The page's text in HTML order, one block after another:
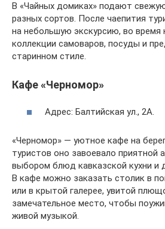
В «Чайных домиках» подают
разных сортов. После чаепития
на небольшую экскурсию, во время
коллекции самоваров, посуды и
старинном стиле.
Кафе «Черномор»
Адрес: Балтийская ул., 2А.
«Черномор» — уютное кафе на
туристов оно завоевало приятной
выбором блюд кавказской кухни и
В кафе можно заказать столик в
или в крытой галерее, увитой
замечательное место, чтобы
живой музыкой.